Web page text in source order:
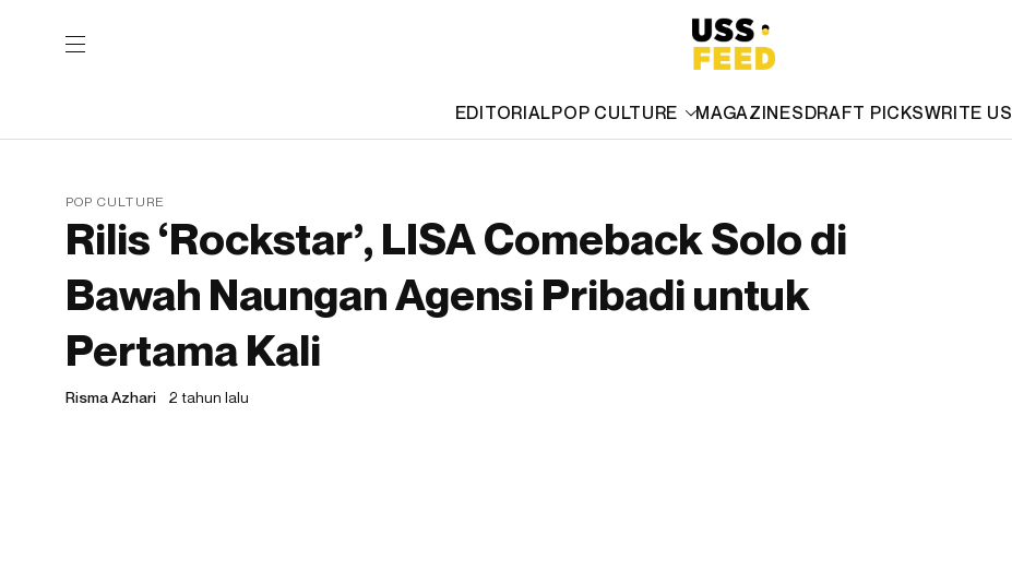
EDITORIALPOP CULTURE MAGAZINESDRAFT PICKSWRITE US
POP CULTURE
Rilis ‘Rockstar’, LISA Comeback Solo di
Bawah Naungan Agensi Pribadi untuk
Pertama Kali
Risma Azhari 2 tahun lalu